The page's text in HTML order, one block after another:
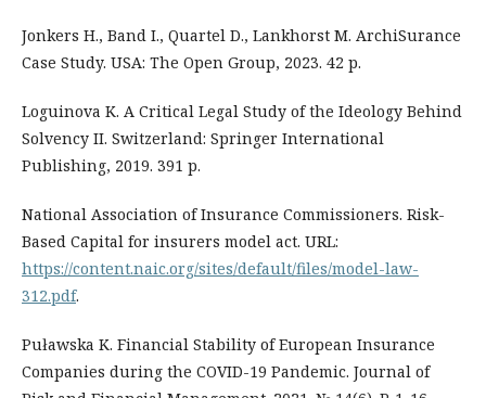
Jonkers H., Band I., Quartel D., Lankhorst M. ArchiSurance
Case Study. USA: The Open Group, 2023. 42 p.
Loguinova K. A Critical Legal Study of the Ideology Behind
Solvency II. Switzerland: Springer International
Publishing, 2019. 391 p.
National Association of Insurance Commissioners. Risk-
Based Capital for insurers model act. URL:
https://content.naic.org/sites/default/files/model-law-
312.pdf.
Puławska K. Financial Stability of European Insurance
Companies during the COVID-19 Pandemic. Journal of